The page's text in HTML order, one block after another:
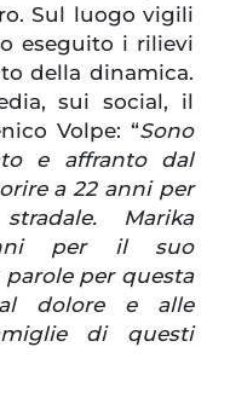
Sul luogo vigili
eseguito i rilievi
della dinamica.
sui social, il
Volpe: “Sono
e affranto dal
a 22 anni per
Marika
per il suo
per questa
dolore e alle
di questi